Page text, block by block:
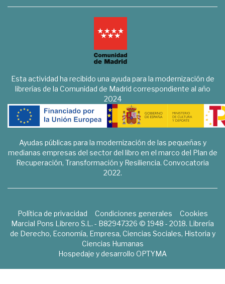
Esta actividad ha recibido una ayuda para la modernización de
librerías de la Comunidad de Madrid correspondiente al año
2024
Ayudas públicas para la modernización de las pequeñas y
medianas empresas del sector del libro en el marco del Plan de
Recuperación, Transformación y Resiliencia. Convocatoria
2022.
Política de privacidad Condiciones generales
Cookies
Marcial Pons Librero S.L. - B82947326 © 1948 - 2018. Librería
de Derecho, Economía, Empresa, Ciencias Sociales, Historia y
Ciencias Humanas
Hospedaje y desarrollo OPTYMA